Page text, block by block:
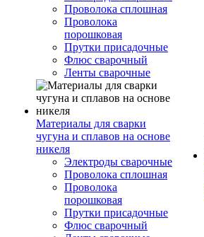
Проволока сплошная
Проволока
порошковая
Прутки присадочные
Флюс сварочный
Ленты сварочные
Материалы для сварки
чугуна и сплавов на основе
никеля
Электроды сварочные
Проволока сплошная
Проволока
порошковая
Прутки присадочные
Флюс сварочный